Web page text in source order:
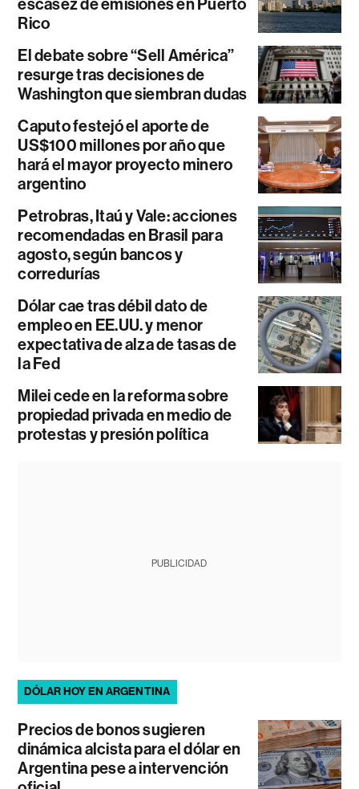
Rico
El debate sobre “Sell América”
resurge tras decisiones de
Washington que siembran dudas
Caputo festejó el aporte de
US$100 millones por año que
hará el mayor proyecto minero
argentino
Petrobras, Itaú y Vale: acciones
recomendadas en Brasil para
agosto, según bancos y
corredurías
Dólar cae tras débil dato de
empleo en EE.UU. y menor
expectativa de alza de tasas de
la Fed
Milei cede en la reforma sobre
propiedad privada en medio de
protestas y presión política
PUBLICIDAD
DÓLAR HOY EN ARGENTINA
Precios de bonos sugieren
dinámica alcista para el dólar en
Argentina pese a intervención